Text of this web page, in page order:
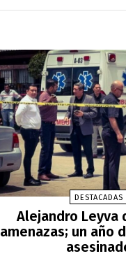
DESTACADAS
Alejandro Leyva
amenazas; un año